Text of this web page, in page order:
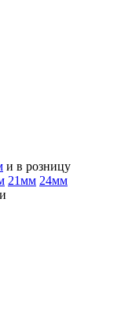
и в розницу
21мм 24мм